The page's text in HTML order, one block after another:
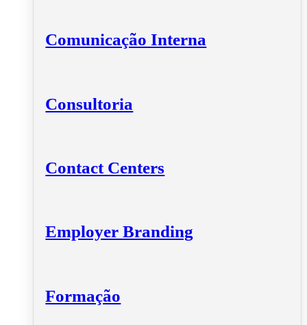
Comunicação Interna
Consultoria
Contact Centers
Employer Branding
Formação